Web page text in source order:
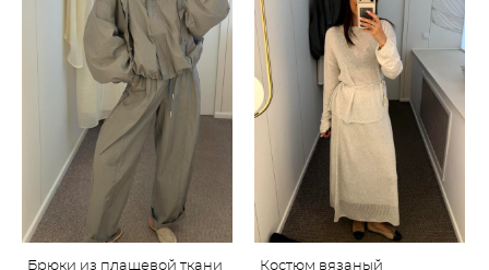
Брюки из плащевой ткани
Костюм вязаный